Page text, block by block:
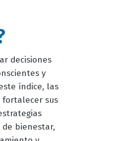
decisiones
y
índice, las
fortalecer sus
de bienestar,